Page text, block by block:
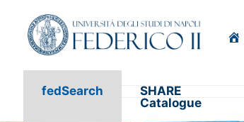
fedSearch
SHARE
Catalogue